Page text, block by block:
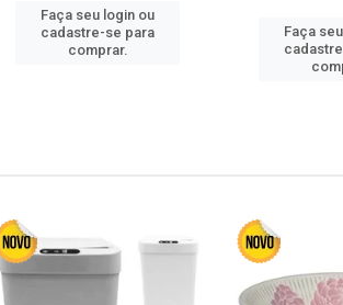
Faça seu login ou
cadastre-se para
comprar.
Faça